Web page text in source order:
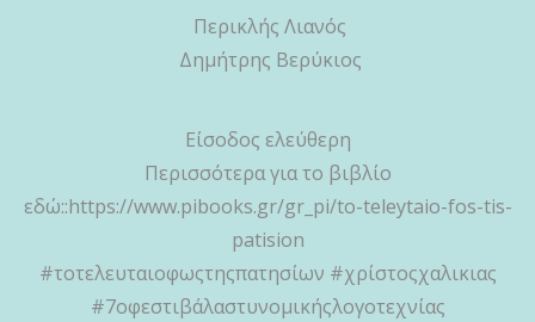
Περικλής Λιανός
Δημήτρης Βερύκιος
Είσοδος ελεύθερη
Περισσότερα για το βιβλίο
εδώ::https://www.pibooks.gr/gr_pi/to-teleytaio-fos-tis-
patision
#τοτελευταιοφωςτηςπατησίων #χρίστοςχαλικιας
#7οφεστιβάλαστυνομικήςλογοτεχνίας